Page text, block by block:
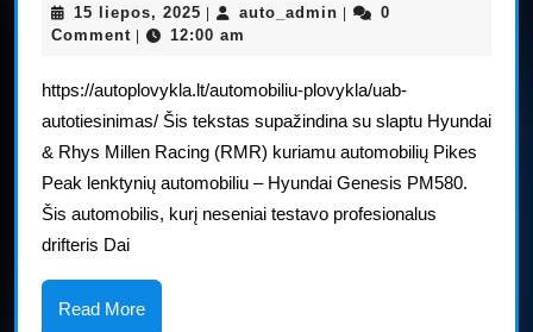
Racing
Genesis
PM580
pastebėtas
bandymuose
15 liepos, 2025 15
liepos,
| auto_admin auto_admin
|
0
Comment | 12:00 am
https://autoplovykla.lt/automobiliu-plovykla/uab-
autotiesinimas/ Šis tekstas supažindina su slaptu Hyundai
& Rhys Millen Racing (RMR) kuriamu automobilių Pikes
Peak lenktynių automobiliu – Hyundai Genesis PM580.
Šis automobilis, kurį neseniai testavo profesionalus
drifteris Dai
Read MoreRead